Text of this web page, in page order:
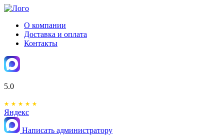
О компании
Доставка и оплата
Контакты
5.0
Яндекс
Написать администратору